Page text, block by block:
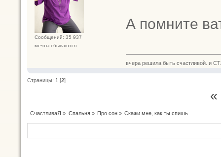
Сообщений: 35 937
мечты сбываются
А помните
вчера решила быть счастливой. и
Страницы: 1 [2]
СчастливаЯ » Спальня» Про сон» Скажи мне, как ты спишь